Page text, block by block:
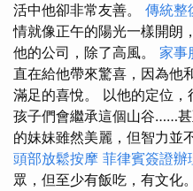
活中他卻非常友善。 傳統整
情就像正午的陽光一樣開朗
他的公司，除了高風。 家事
直在給他帶來驚喜，因為他
滿足的喜悅。 以他的定位
孩子們會繼承這個山谷……甚
的妹妹雖然美麗，但智力並
頭部放鬆按摩 菲律賓簽證辦
眾，但至少有飯吃，有文化。